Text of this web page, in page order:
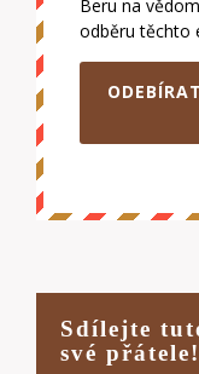
Beru na
odběru těchto
Sdílejte
své